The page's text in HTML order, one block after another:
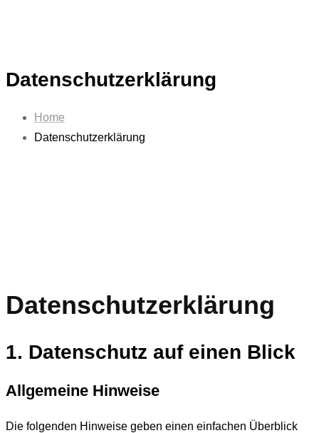
Datenschutzerklärung
Home
Datenschutzerklärung
Datenschutzerklärung
1. Datenschutz auf einen Blick
Allgemeine Hinweise
Die folgenden Hinweise geben einen einfachen Überblick